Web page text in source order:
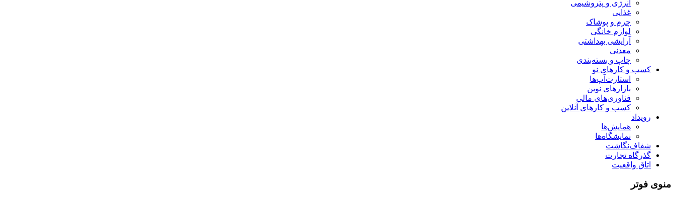
انرژی و پتروشیمی
غذایی
چرم و پوشاک
لوازم خانگی
آرایشی بهداشتی
معدنی
چاپ و بسته‌بندی
کسب و کارهای نو
استارت‌آپ‌ها
بازارهای نوین
فناوری‌های مالی
کسب و کارهای آنلاین
رویداد
همایش‌ها
نمایشگاه‌ها
شفاف‌نگاشت
گذرگاه تجارت
اتاق واقعیت
منوی فوتر